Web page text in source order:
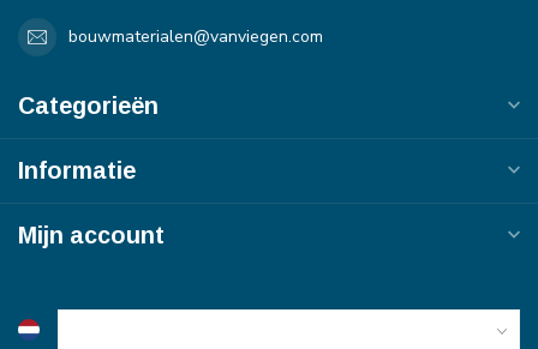
bouwmaterialen@vanviegen.com
Categorieën
Informatie
Mijn account